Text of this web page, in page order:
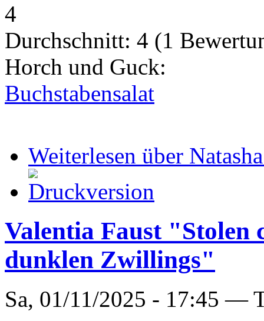
4
Durchschnitt: 4 (1
Horch und Guck:
Buchstabensalat
Weiterlesen über
Valentia Faust "Stolen
dunklen Zwillings"
Sa, 01/11/2025 - 17:45 —